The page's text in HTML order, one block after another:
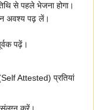
से पहले भेजना होगा।
अवश्य पढ़ लें।
पढ़ें।
Attested) प्रतियां